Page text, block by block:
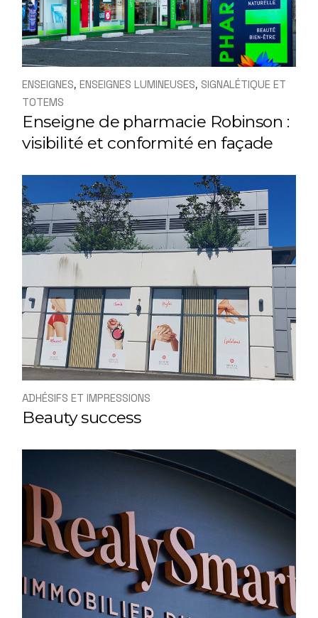
ENSEIGNES ENSEIGNES LUMINEUSES SIGNALÉTIQUE ET
TOTEMS
Enseigne de pharmacie Robinson :
visibilité et conformité en façade
ADHÉSIFS ET IMPRESSIONS
Beauty success